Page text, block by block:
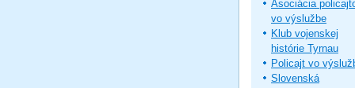
Asociácia
vo výslužbe
Klub vojenskej
histórie Tyrnau
Policajt vo
Slovenská